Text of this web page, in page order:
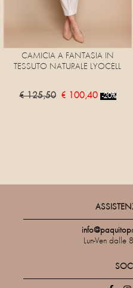
CAMICIA A FANTASIA IN
TESSUTO NATURALE LYOCELL
€ 125,50 € 100,40 -20%
Lun-Ven